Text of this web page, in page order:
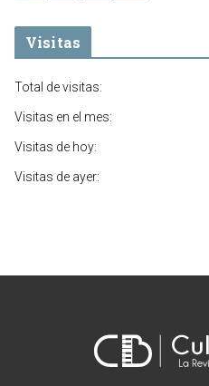
Visitas
Total de visitas:
Visitas en el mes:
Visitas de hoy:
Visitas de ayer: